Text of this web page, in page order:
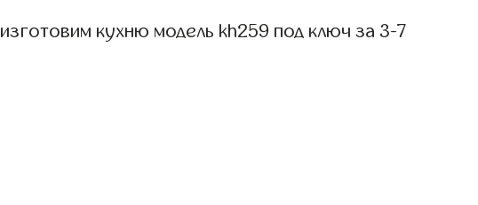
изготовим кухню модель kh259 под ключ за 3-7